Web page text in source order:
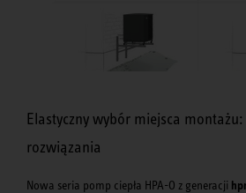
Elastyczny wybór miejsca
rozwiązania
Nowa seria pomp ciepła HPA-O z generacji